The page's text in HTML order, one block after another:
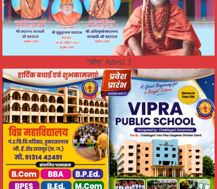
"चौरा' Advst 3